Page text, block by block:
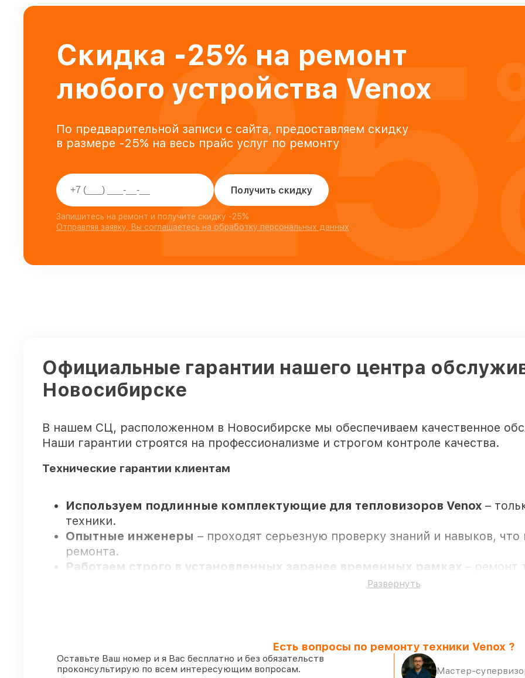
Скидка -25% на ремонт
любого устройства Venox
По предварительной записи с сайта, предоставляем скидку
в размере -25% на весь прайс услуг по ремонту
Получить скидку
Запишитесь на ремонт и получите скидку -25%
Отправляя заявку, Вы соглашаетесь на обработку персональных данных
25
Официальные гарантии нашего центра
Новосибирске
В нашем СЦ, расположенном в Новосибирске мы обеспечиваем качественное
Наши гарантии строятся на профессионализме и строгом контроле качества.
Технические гарантии клиентам
Используем подлинные комплектующие для тепловизоров Venox –
техники.
Опытные инженеры – проходят серьезную проверку знаний и навыков,
ремонта.
Работаем строго в установленных заранее временных рамках
–
Развернуть
Есть вопросы по ремонту техники Venox ?
Оставьте Ваш номер и я Вас бесплатно и без обязательств
проконсультирую по всем интересующим вопросам.
Мастер-